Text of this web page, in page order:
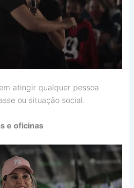
atingir qualquer pessoa
ou situação social.
e oficinas